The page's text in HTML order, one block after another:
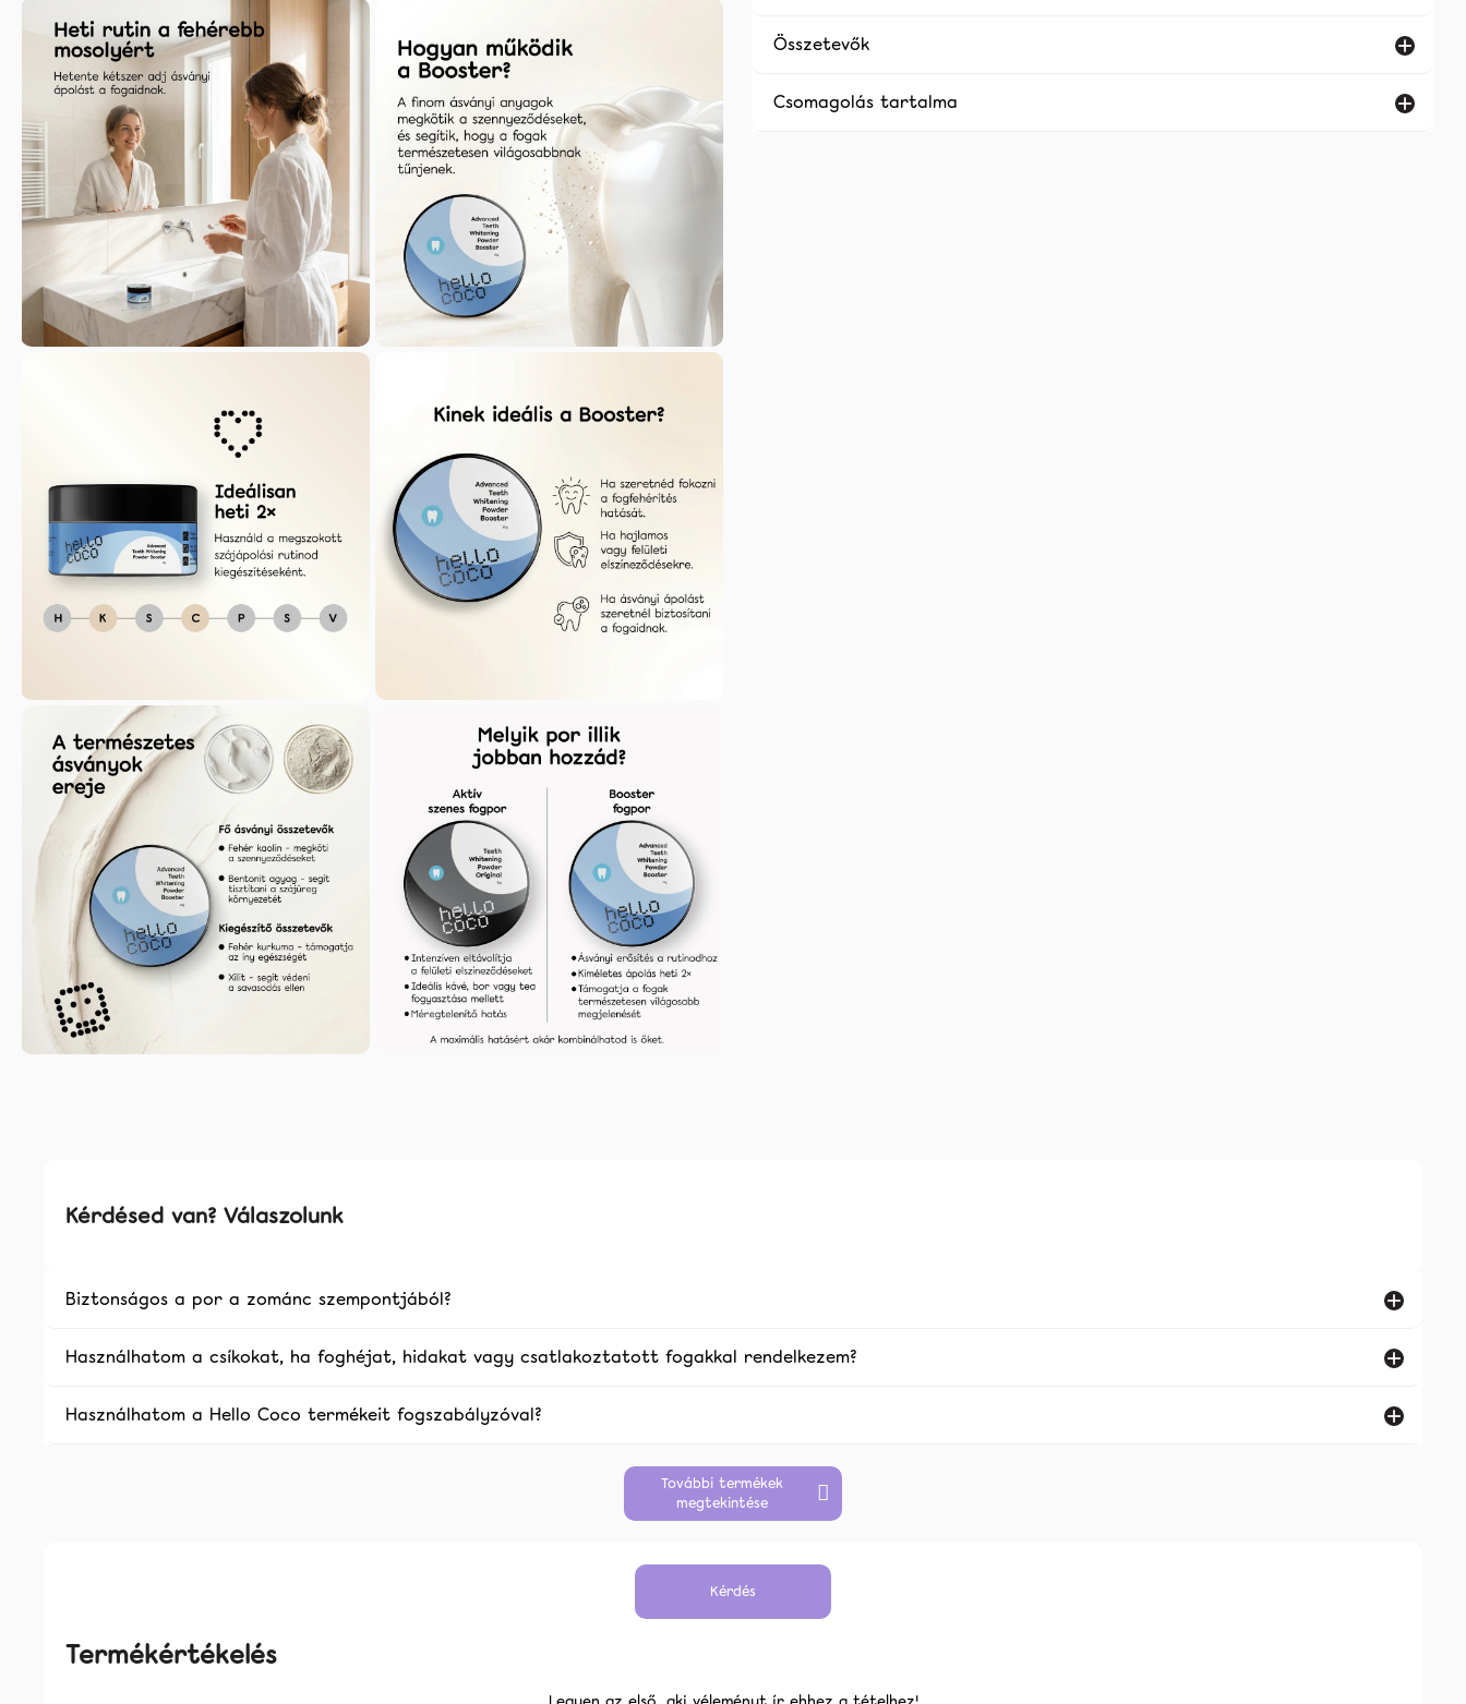
Összetevők
Csomagolás tartalma
Kérdésed van? Válaszolunk
Biztonságos a por a zománc szempontjából?
Használhatom a csíkokat, ha foghéjat, hidakat vagy csatlakoztatott fogakkal rendelkezem?
Használhatom a Hello Coco termékeit fogszabályzóval?
További termékek
megtekintése
Kérdés
Termékértékelés